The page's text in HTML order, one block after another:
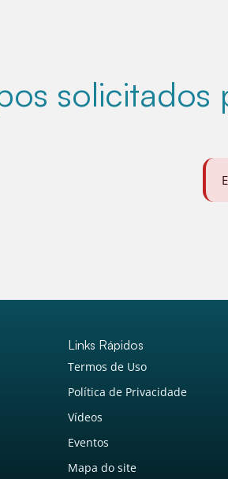
solicitados
Links Rápidos
Termos de Uso
Política de Privacidade
Vídeos
Eventos
Mapa do site